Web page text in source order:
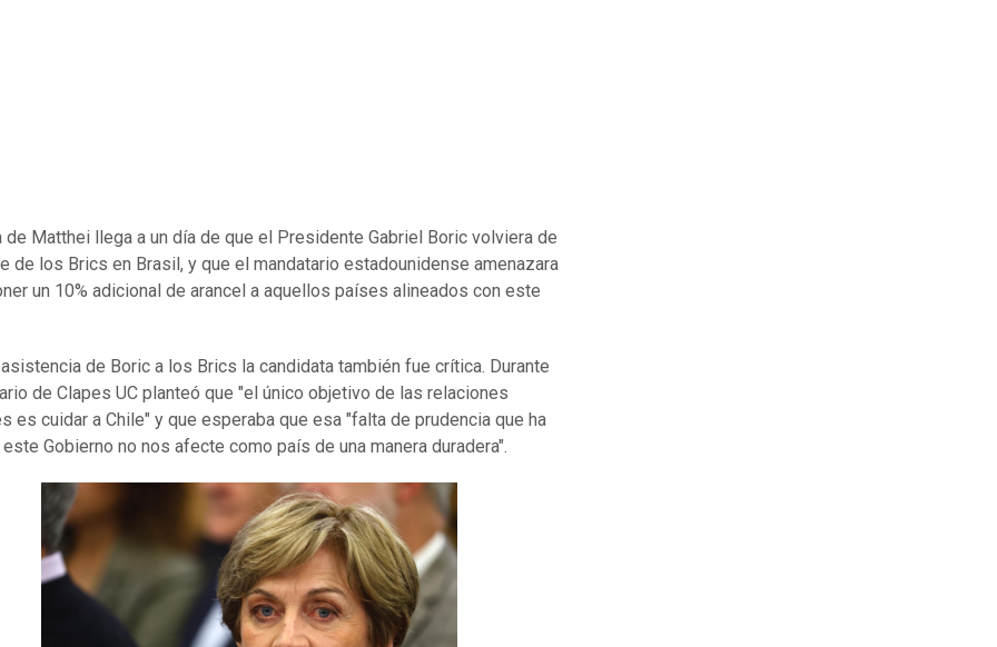
de Matthei llega a un día de que el Presidente Gabriel Boric volviera de
de los Brics en Brasil, y que el mandatario estadounidense amenazara
un 10% adicional de arancel a aquellos países alineados con este
de Boric a los Brics la candidata también fue crítica. Durante
de Clapes UC planteó que "el único objetivo de las relaciones
es cuidar a Chile" y que esperaba que esa "falta de prudencia que ha
Gobierno no nos afecte como país de una manera duradera".